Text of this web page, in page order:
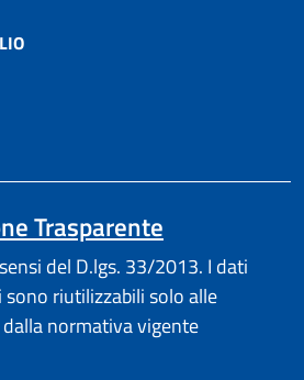
Trasparente
del D.lgs. 33/2013. I dati
riutilizzabili solo alle
normativa vigente